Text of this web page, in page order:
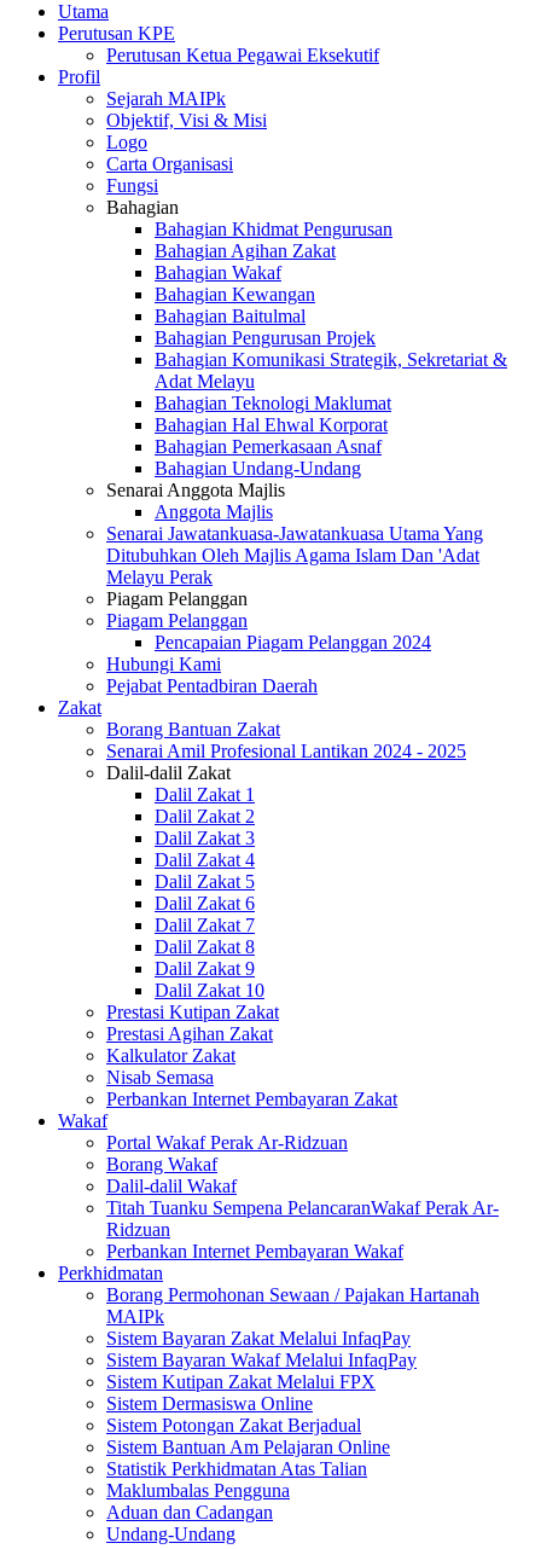
Utama
Perutusan KPE
Perutusan Ketua Pegawai Eksekutif
Profil
Sejarah MAIPk
Objektif, Visi & Misi
Logo
Carta Organisasi
Fungsi
Bahagian
Bahagian Khidmat Pengurusan
Bahagian Agihan Zakat
Bahagian Wakaf
Bahagian Kewangan
Bahagian Baitulmal
Bahagian Pengurusan Projek
Bahagian Komunikasi Strategik, Sekretariat &
Adat Melayu
Bahagian Teknologi Maklumat
Bahagian Hal Ehwal Korporat
Bahagian Pemerkasaan Asnaf
Bahagian Undang-Undang
Senarai Anggota Majlis
Anggota Majlis
Senarai Jawatankuasa-Jawatankuasa Utama Yang
Ditubuhkan Oleh Majlis Agama Islam Dan 'Adat
Melayu Perak
Piagam Pelanggan
Piagam Pelanggan
Pencapaian Piagam Pelanggan 2024
Hubungi Kami
Pejabat Pentadbiran Daerah
Zakat
Borang Bantuan Zakat
Senarai Amil Profesional Lantikan 2024 - 2025
Dalil-dalil Zakat
Dalil Zakat 1
Dalil Zakat 2
Dalil Zakat 3
Dalil Zakat 4
Dalil Zakat 5
Dalil Zakat 6
Dalil Zakat 7
Dalil Zakat 8
Dalil Zakat 9
Dalil Zakat 10
Prestasi Kutipan Zakat
Prestasi Agihan Zakat
Kalkulator Zakat
Nisab Semasa
Perbankan Internet Pembayaran Zakat
Wakaf
Portal Wakaf Perak Ar-Ridzuan
Borang Wakaf
Dalil-dalil Wakaf
Titah Tuanku Sempena PelancaranWakaf Perak Ar-
Ridzuan
Perbankan Internet Pembayaran Wakaf
Perkhidmatan
Borang Permohonan Sewaan / Pajakan Hartanah
MAIPk
Sistem Bayaran Zakat Melalui InfaqPay
Sistem Bayaran Wakaf Melalui InfaqPay
Sistem Kutipan Zakat Melalui FPX
Sistem Dermasiswa Online
Sistem Potongan Zakat Berjadual
Sistem Bantuan Am Pelajaran Online
Statistik Perkhidmatan Atas Talian
Maklumbalas Pengguna
Aduan dan Cadangan
Undang-Undang